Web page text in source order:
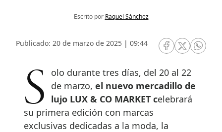
Escrito por Raquel Sánchez
Publicado: 20 de marzo de 2025 | 09:44
RRSS Facebook
RRSSRRSS
Solo durante tres días, del 20 al 22 de marzo,el nuevo mercadillo de
lujo LUX & CO MARKET celebrará
su primera edición con marcas
exclusivas dedicadas a la moda, la